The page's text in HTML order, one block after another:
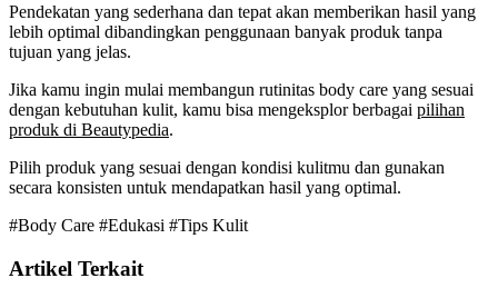
Pendekatan yang sederhana dan tepat akan memberikan hasil yang
lebih optimal dibandingkan penggunaan banyak produk tanpa
tujuan yang jelas.
Jika kamu ingin mulai membangun rutinitas body care yang sesuai
dengan kebutuhan kulit, kamu bisa mengeksplor berbagai pilihan
produk di Beautypedia.
Pilih produk yang sesuai dengan kondisi kulitmu dan gunakan
secara konsisten untuk mendapatkan hasil yang optimal.
#Body Care #Edukasi #Tips Kulit
Artikel Terkait